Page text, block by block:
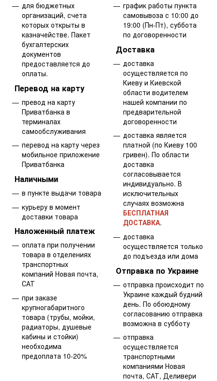
для бюджетных
организаций, счета
которых открыты в
казначействе. Пакет
бухгалтерских
документов
предоставляется до
оплаты.
Перевод на карту
превод на карту
Приватбанка в
терминалах
самообслуживания
перевод на карту через
мобильное приложение
Приватбанка
Наличными
в пункте выдачи товара
курьеру в момент
доставки товара
Наложенный платеж
оплата при получении
товара в отделениях
транспортных
компаний Новая почта,
САТ
при заказе
крупногабаритного
товара (трубы, мойки,
радиаторы, душевые
кабины и стойки)
необходима
предоплата 10-20%
график работы пункта
самовывоза с 10:00 до
19:00 (Пн-Пт), суббота
по договоренности
Доставка
доставка
осуществляется по
Киеву и Киевской
области водителем
нашей компании по
предварительной
договоренности
доставка является
платной (по Киеву 100
гривен). По области
доставка
согласовывается
индивидуально. В
исключительных
случаях возможна
БЕСПЛАТНАЯ
ДОСТАВКА.
доставка
осуществляется только
до подъезда или дома
Отправка по Украине
отправка происходит по
Украине каждый будний
день. По обоюдному
согласованию отправка
возможна в субботу
отправка
осуществляется
транспортными
компаниями Новая
почта, САТ, Деливери